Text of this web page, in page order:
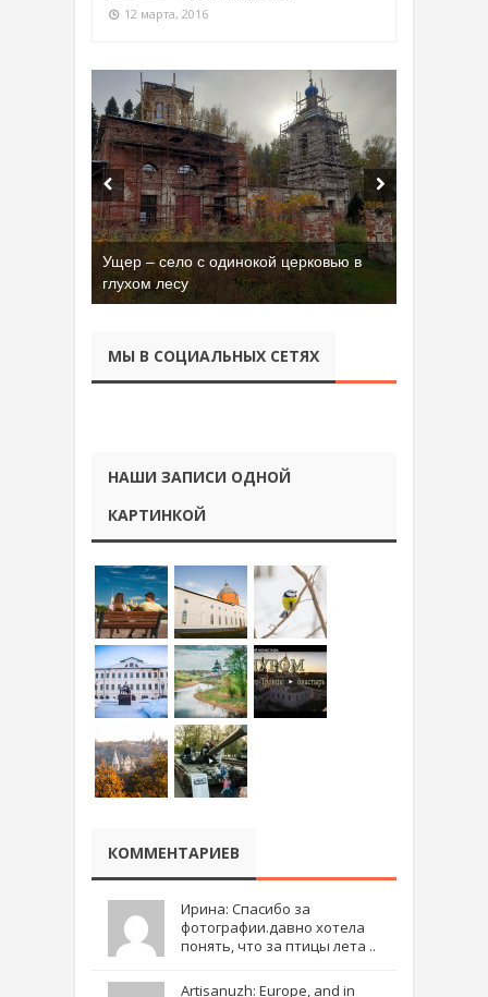
12 марта, 2016
Ущер – село с одинокой церковью в
глухом лесу
МЫ В СОЦИАЛЬНЫХ СЕТЯХ
НАШИ ЗАПИСИ ОДНОЙ
КАРТИНКОЙ
КОММЕНТАРИЕВ
Ирина: Спасибо за
фотографии.давно хотела
понять, что за птицы лета ..
Artisanuzh: Europe, and in